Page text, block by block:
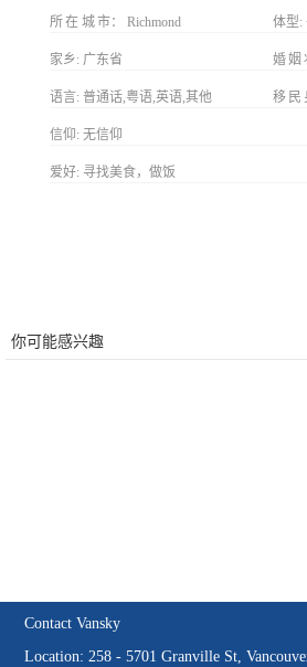
所在城市 Richmond 体型:
家乡: 广东省 婚姻
语言: 普通话,粤语,英语,其他 移民
信仰: 无信仰
爱好: 寻找美食，做饭
你可能感兴趣
Contact Vansky
Location: 258 - 5701 Granville St,